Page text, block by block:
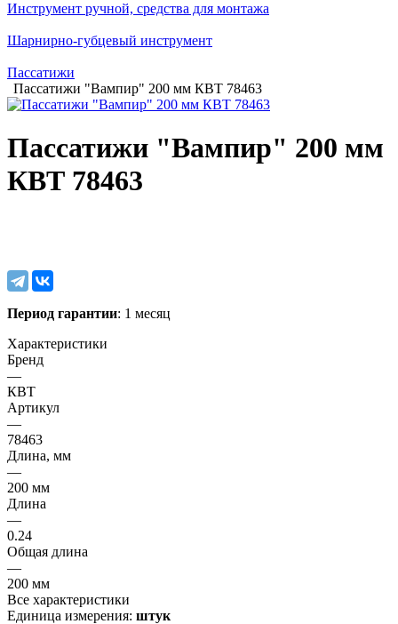
Инструмент ручной, средства для монтажа
Шарнирно-губцевый инструмент
Пассатижи
Пассатижи "Вампир" 200 мм КВТ 78463
Пассатижи "Вампир" 200 мм
КВТ 78463
Период гарантии: 1 месяц
Характеристики
Бренд
—
КВТ
Артикул
—
78463
Длина, мм
—
200 мм
Длина
—
0.24
Общая длина
—
200 мм
Все характеристики
Единица измерения: штук